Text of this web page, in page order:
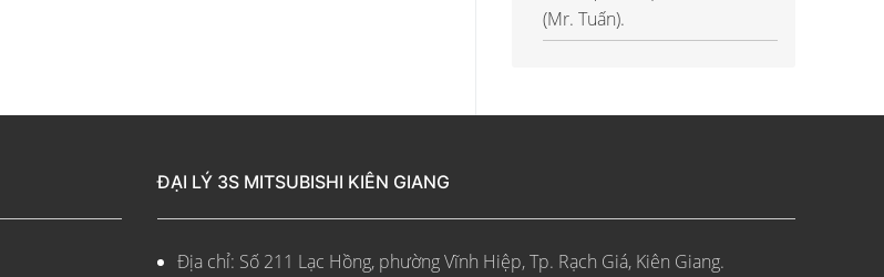
(Mr. Tuấn).
ĐẠI LÝ 3S MITSUBISHI KIÊN GIANG
Địa chỉ: Số 211 Lạc Hồng, phường Vĩnh Hiệp, Tp. Rạch Giá, Kiên Giang.